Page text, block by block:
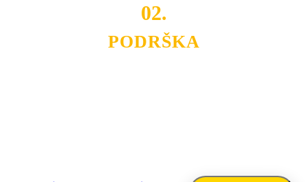
02.
PODRŠKA